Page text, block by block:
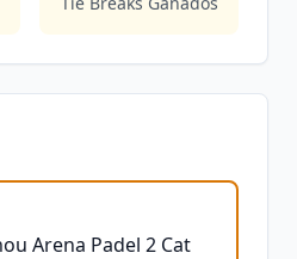
Arena Padel 2 Cat